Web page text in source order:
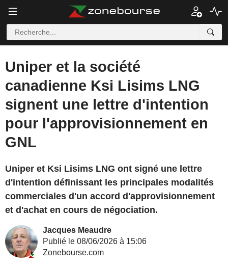
Uniper et la société
canadienne Ksi Lisims LNG
signent une lettre d'intention
pour l'approvisionnement en
GNL
Uniper et Ksi Lisims LNG ont signé une lettre
d'intention définissant les principales modalités
commerciales d'un accord d'approvisionnement
et d'achat en cours de négociation.
Jacques Meaudre
Publié le 08/06/2026 à 15:06
Zonebourse.com